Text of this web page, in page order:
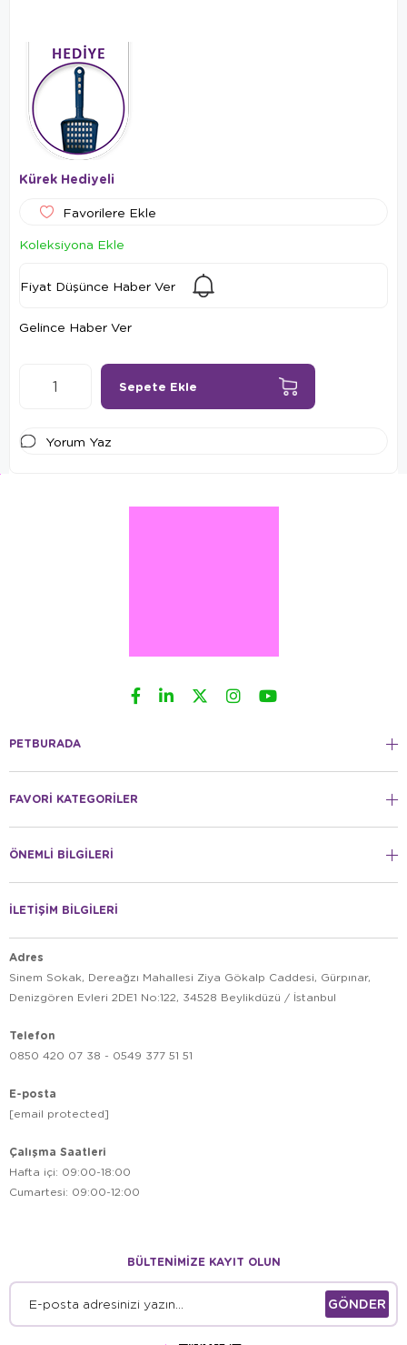
Kürek Hediyeli
Favorilere Ekle
Koleksiyona Ekle
Fiyat Düşünce Haber Ver
Gelince Haber Ver
Yorum Yaz
PETBURADA
FAVORİ KATEGORİLER
ÖNEMLİ BİLGİLERİ
İLETİŞİM BİLGİLERİ
Adres
Sinem Sokak, Dereağzı Mahallesi Ziya Gökalp Caddesi, Gürpınar,
Denizgören Evleri 2DE1 No:122, 34528 Beylikdüzü / İstanbul
Telefon
0850 420 07 38 - 0549 377 51 51
E-posta
[email protected]
Çalışma Saatleri
Hafta içi: 09:00-18:00
Cumartesi: 09:00-12:00
BÜLTENİMİZE KAYIT OLUN
GÖNDER